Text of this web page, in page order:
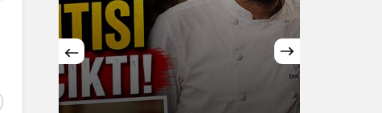
Gece Modu
Gece modunu seçin.
Sistem Modu
Sistem modunu seçin.